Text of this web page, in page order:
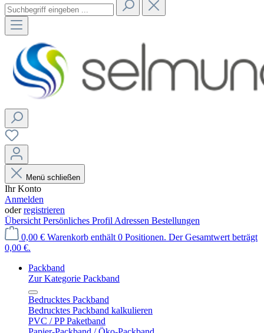
Menü schließen
Ihr Konto
Anmelden
oderregistrieren
Übersicht Persönliches Profil Adressen Bestellungen
0,00 € Warenkorb enthält 0 Positionen. Der Gesamtwert beträgt
0,00 €.
Packband
Zur Kategorie Packband
Bedrucktes Packband
Bedrucktes Packband kalkulieren
PVC / PP Paketband